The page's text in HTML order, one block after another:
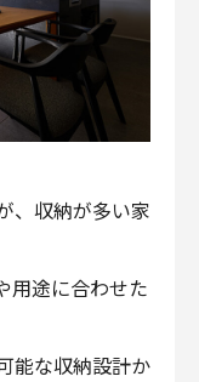
、収納が多い家
用途に合わせた
能な収納設計か